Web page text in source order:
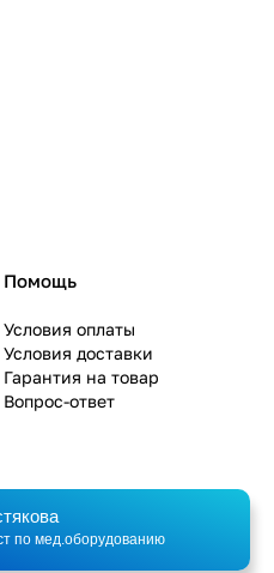
Помощь
Условия оплаты
Условия доставки
Гарантия на товар
Вопрос-ответ
по мед.оборудованию